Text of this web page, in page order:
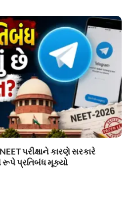
પરીક્ષાને કારણે સરકારે
રૂપે પ્રતિબંધ મૂક્યો